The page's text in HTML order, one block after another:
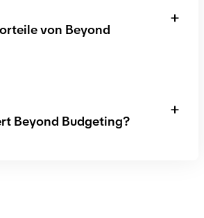
und Planungsprozesse
agilere Prozesse ersetzt
von Beyond
verändernde Marktsituationen zu
schnell anzupassen. Zudem
Beyond Budgeting?